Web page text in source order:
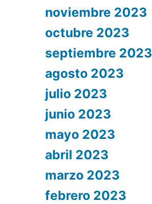
noviembre 2023
octubre 2023
septiembre 2023
agosto 2023
julio 2023
junio 2023
mayo 2023
abril 2023
marzo 2023
febrero 2023